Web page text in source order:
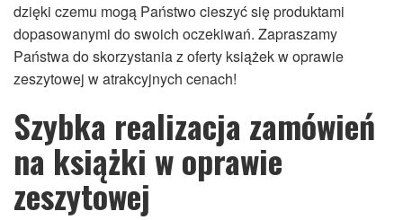
dzięki czemu mogą Państwo cieszyć się produktami
dopasowanymi do swoich oczekiwań. Zapraszamy
Państwa do skorzystania z oferty książek w oprawie
zeszytowej w atrakcyjnych cenach!
Szybka realizacja zamówień
na książki w oprawie
zeszytowej